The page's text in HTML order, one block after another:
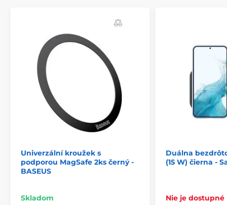
Světlo nebude nijak narušovat váš zasloužený
odpočinek. LED dioda nejen intuitivně mění barvu,
aby zobrazovala stav nabíjení vašich zařízení, ale
můžete ji také ztlumit, aby nerušila váš spánek.
Získejte rychle potřebný výkon díky podpoře až 9W
rychlého nabíjení. Toto rychlé posílení baterie je
kompatibilní s USB PD a cestovními adaptéry
Adaptive Fast Charging.
Nabíjejte své hodinky Galaxy Watch ještě rychleji
pomocí speciálně vyhrazeného místa. Toto místo je
zapadnou tam, kam mají.
Univerzální kroužek s
podporou MagSafe 2ks černý -
BASEUS
Skladom
Duálna
(15 W) čierna -
Nie je dostupné